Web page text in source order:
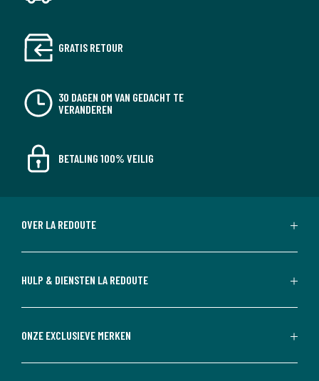
GRATIS RETOUR
30 DAGEN OM VAN GEDACHT TE
VERANDEREN
BETALING 100% VEILIG
OVER LA REDOUTE
HULP & DIENSTEN LA REDOUTE
ONZE EXCLUSIEVE MERKEN